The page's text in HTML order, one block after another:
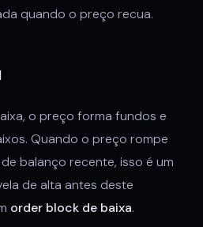
quando o preço recua.
o preço forma fundos e
Quando o preço rompe
balanço recente, isso é um
de alta antes deste
order block de baixa.